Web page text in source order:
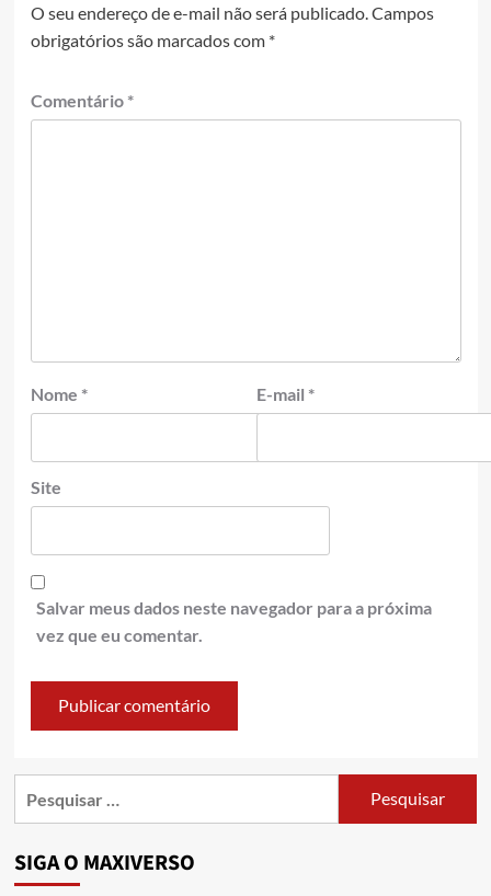
O seu endereço de e-mail não será publicado. Campos
obrigatórios são marcados com *
Comentário *
Nome * E-mail *
Site
Salvar meus dados neste navegador para a próxima
vez que eu comentar.
SIGA O MAXIVERSO